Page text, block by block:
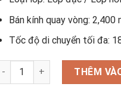
Bán kính quay vòng: 2,400
Tốc độ di chuyển tối đa:
Xe nâng kẹp gạch số lượng
THÊM